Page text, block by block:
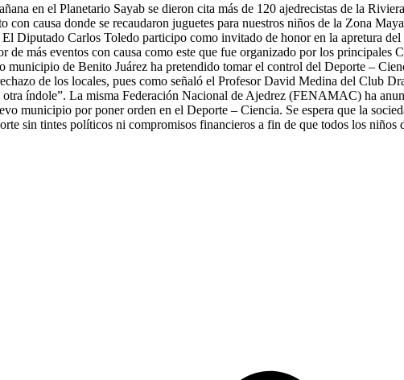
en el Planetario Sayab se dieron cita más de 120 ajedrecistas de la
causa donde se recaudaron juguetes para nuestros niños de la Zona
Diputado Carlos Toledo participo como invitado de honor en la apretura
más eventos con causa como este que fue organizado por los principales
municipio de Benito Juárez ha pretendido tomar el control del Deporte –
de los locales, pues como señaló el Profesor David Medina del Club
índole”. La misma Federación Nacional de Ajedrez (FENAMAC) ha
municipio por poner orden en el Deporte – Ciencia. Se espera que la
sin tintes políticos ni compromisos financieros a fin de que todos los niños